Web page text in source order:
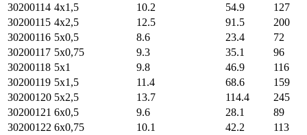
30200114 4х1,5 10.2 54.9
127
30200115 4х2,5 12.5 91.5
200
30200116 5х0,5 8.6 23.4
72
30200117 5х0,75 9.3 35.1
96
30200118 5х1 9.8 46.9
116
30200119 5х1,5 11.4 68.6
159
30200120 5х2,5 13.7 114.4
245
30200121 6х0,5 9.6 28.1
89
30200122 6х0,75 10.1 42.2
113